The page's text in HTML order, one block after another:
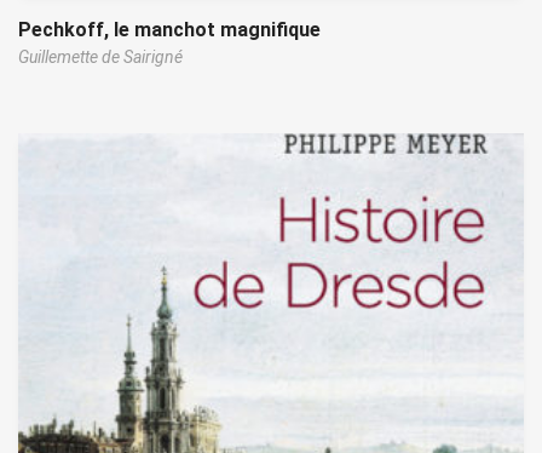
Pechkoff, le manchot magnifique
Guillemette de Sairigné